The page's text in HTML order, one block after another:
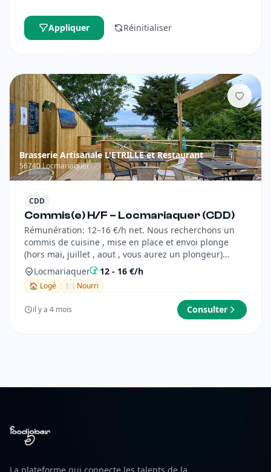
Appliquer Réinitialiser
Brasserie Artisanale L'ETRILLE et Restaurant
56740 Locmariaquer
CDD
Commis(e) H/F – Locmariaquer (CDD)
Rémunération: 12–16 €/h net. Nous recherchons un
commis de cuisine , mise en place et envoi plonge
(hors mai, juillet , aout , vous aurez un plongeur)
Person...
Locmariaquer 12 - 16 €/h
🏠 Logé 🍽️ Nourri
il y a 4 mois Consulter